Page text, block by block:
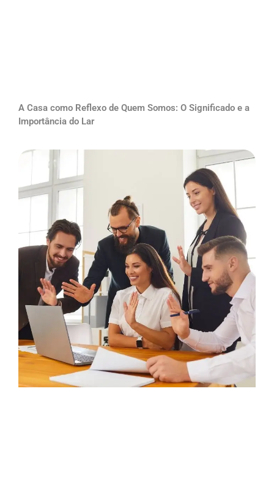
A Casa como Reflexo de Quem Somos: O Significado e a
Importância do Lar